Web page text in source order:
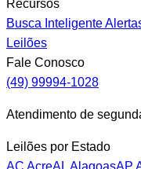
Recursos
Busca Inteligente
Leilões
Fale Conosco
(49) 99994-1028
Atendimento de
Leilões por Estado
AC AcreALAlagoasAP